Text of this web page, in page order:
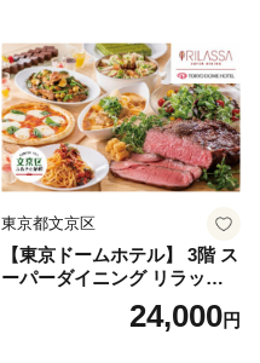
東京都文京区
【東京ドームホテル】 3階 ス
ーパーダイニング リラッサ
ランチブッフェ お食事券 大
人1名様分 関東 東京 ご利用
24,000円